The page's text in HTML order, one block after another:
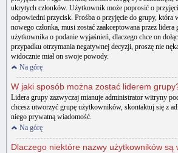
ukrytych członków. Użytkownik może poprosić o
odpowiedni przycisk. Prośba o przyjęcie do grupy, która
nowego członka, musi zostać zaakceptowana przez
użytkownika o podanie wyjaśnień, dlaczego chce on
przypadku otrzymania negatywnej decyzji, proszę nie
widocznie miał on swoje powody.
Na górę
W jaki sposób można zostać liderem
Lidera grupy zazwyczaj mianuje administrator witryny
chcesz utworzyć grupę użytkowników, skontaktuj się z
niego prywatną wiadomość.
Na górę
Dlaczego niektóre nazwy użytkowników są